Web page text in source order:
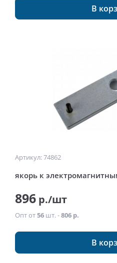
В
Артикул: 74862
якорь к
896 р./шт
Опт от56 шт. -806 р.
В